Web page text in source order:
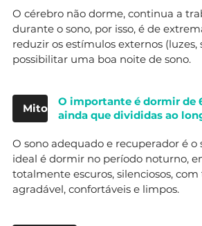
O cérebro não dorme, continua a
durante o sono, por isso, é de
reduzir os estímulos externos (luzes,
possibilitar uma boa noite de sono.
Mito
O importante é dormir de
ainda que divididas ao
O sono adequado e recuperador é o
ideal é dormir no período noturno,
totalmente escuros, silenciosos,
agradável, confortáveis e limpos.